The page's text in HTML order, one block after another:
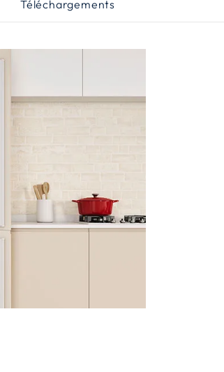
Téléchargements